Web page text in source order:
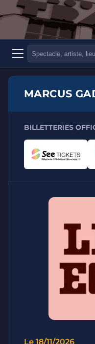
MARCUS
BILLETTERIES
Le 18/11/2026